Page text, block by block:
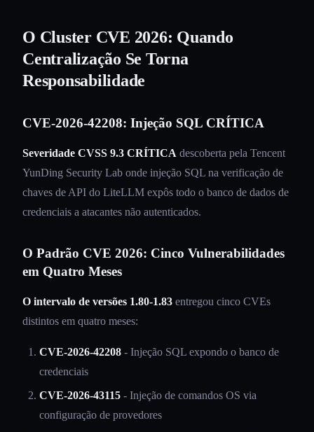
O Cluster CVE 2026: Quando
Centralização Se Torna
Responsabilidade
CVE-2026-42208: Injeção SQL CRÍTICA
Severidade CVSS 9.3 CRÍTICA descoberta pela Tencent
YunDing Security Lab onde injeção SQL na verificação de
chaves de API do LiteLLM expôs todo o banco de dados de
credenciais a atacantes não autenticados.
O Padrão CVE 2026: Cinco Vulnerabilidades
em Quatro Meses
O intervalo de versões 1.80-1.83 entregou cinco CVEs
distintos em quatro meses:
CVE-2026-42208 - Injeção SQL expondo o banco de
credenciais
CVE-2026-43115 - Injeção de comandos OS via
configuração de provedores